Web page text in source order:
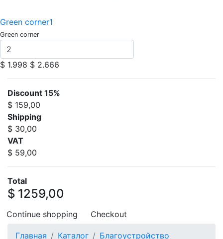
Green corner1
Green corner
$ 1.998 $ 2.666
Discount 15%
$ 159,00
Shipping
$ 30,00
VAT
$ 59,00
Total
$ 1259,00
Continue shopping Checkout
Главная Каталог
Благоустройство